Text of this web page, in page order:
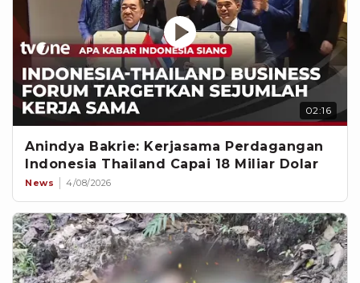
02:16
Anindya Bakrie: Kerjasama Perdagangan
Indonesia Thailand Capai 18 Miliar Dolar
News 4/08/2026